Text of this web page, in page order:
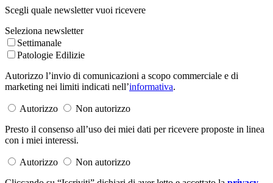
Scegli quale newsletter vuoi ricevere
Seleziona newsletter
Settimanale
Patologie Edilizie
Autorizzo l’invio di comunicazioni a scopo commerciale e di
marketing nei limiti indicati nell’informativa.
Autorizzo
Non autorizzo
Presto il consenso all’uso dei miei dati per ricevere proposte in linea
con i miei interessi.
Autorizzo
Non autorizzo